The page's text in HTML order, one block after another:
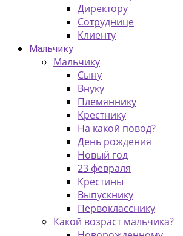
Директору
Сотруднице
Клиенту
Мальчику
Мальчику
Сыну
Внуку
Племяннику
Крестнику
На какой повод?
День рождения
Новый год
23 февраля
Крестины
Выпускнику
Первокласснику
Какой возраст мальчика?